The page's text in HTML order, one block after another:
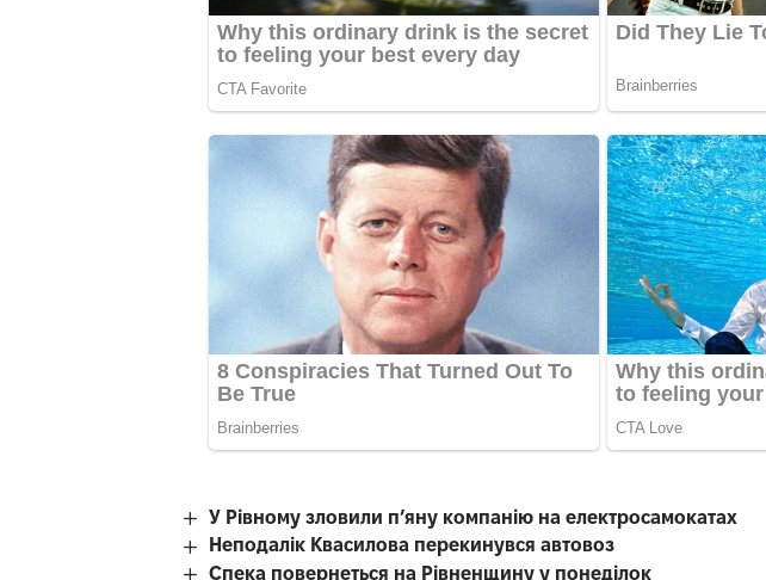
У Рівному зловили п’яну компанію на електросамокатах
Неподалік Квасилова перекинувся автовоз
Спека повернеться на Рівненщину у понеділок